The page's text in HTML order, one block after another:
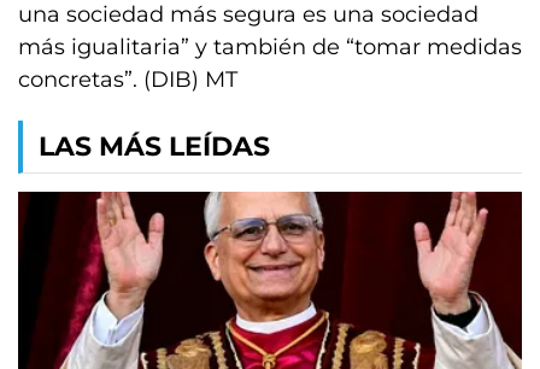
una sociedad más segura es una sociedad
más igualitaria” y también de “tomar medidas
concretas”. (DIB) MT
LAS MÁS LEÍDAS